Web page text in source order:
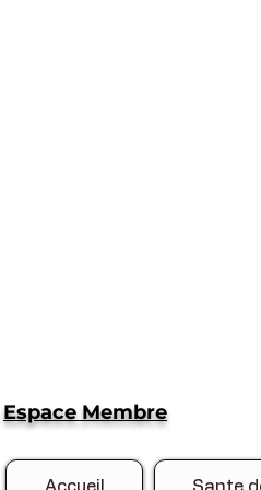
Espace Membre
Accueil Sante